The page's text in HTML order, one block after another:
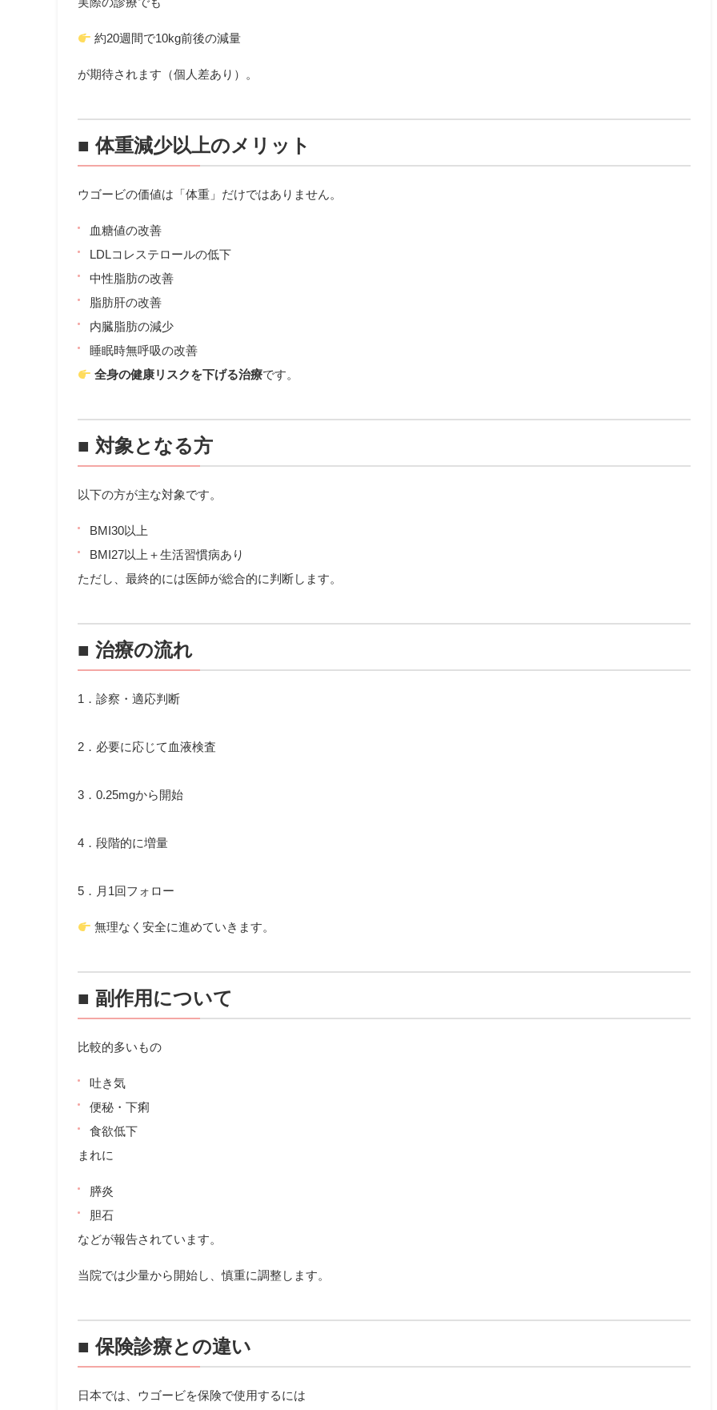
約20週間で10kg前後の減量
が期待されます（個人差あり）。
■ 体重減少以上のメリット
ウゴービの価値は「体重」だけではありません。
血糖値の改善
LDLコレステロールの低下
中性脂肪の改善
脂肪肝の改善
内臓脂肪の減少
睡眠時無呼吸の改善
全身の健康リスクを下げる治療です。
■ 対象となる方
以下の方が主な対象です。
BMI30以上
BMI27以上＋生活習慣病あり
ただし、最終的には医師が総合的に判断します。
■ 治療の流れ
1．診察・適応判断
2．必要に応じて血液検査
3．0.25mgから開始
4．段階的に増量
5．月1回フォロー
無理なく安全に進めていきます。
■ 副作用について
比較的多いもの
吐き気
便秘・下痢
食欲低下
まれに
膵炎
胆石
などが報告されています。
当院では少量から開始し、慎重に調整します。
■ 保険診療との違い
日本では、ウゴービを保険で使用するには